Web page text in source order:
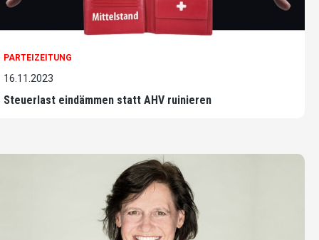
PARTEIZEITUNG
16.11.2023
Steuerlast eindämmen statt AHV ruinieren